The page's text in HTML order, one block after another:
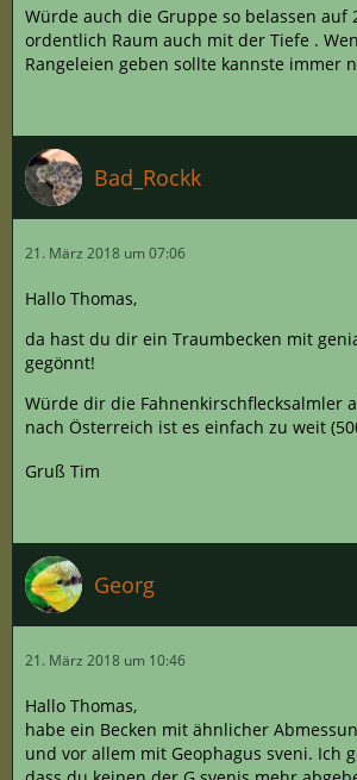
Würde auch die Gruppe so belassen auf
ordentlich Raum auch mit der Tiefe .
Rangeleien geben sollte kannste immer
Bad_Rockk
21. März 2018 um 07:06
Hallo Thomas,
da hast du dir ein Traumbecken mit
gegönnt!
Würde dir die Fahnenkirschflecksalmler
nach Österreich ist es einfach zu weit
Gruß Tim
Georg
21. März 2018 um 10:46
Hallo Thomas,
habe ein Becken mit ähnlicher
und vor allem mit Geophagus sveni. Ich